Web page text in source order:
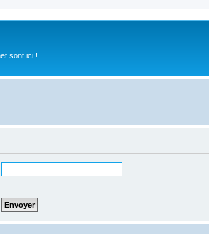
sont ici !